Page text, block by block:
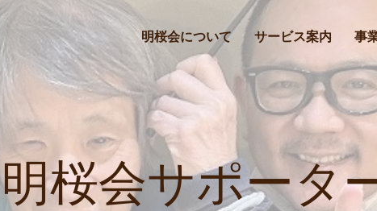
明桜会について サービス案内 事
明桜会サポータ